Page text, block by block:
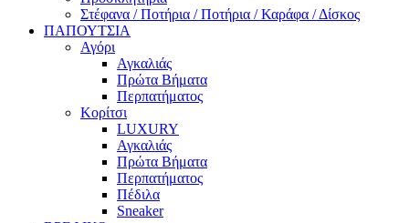
Στέφανα / Ποτήρια / Ποτήρια / Καράφα / Δίσκος
ΠΑΠΟΥΤΣΙΑ
Αγόρι
Αγκαλιάς
Πρώτα Βήματα
Περπατήματος
Κορίτσι
LUXURY
Αγκαλιάς
Πρώτα Βήματα
Περπατήματος
Πέδιλα
Sneaker